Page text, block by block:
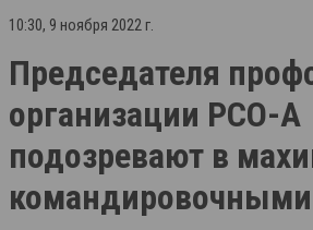
10:30, 9 ноября 2022 г.
Председателя
организации РСО-А
подозревают в
командировочными